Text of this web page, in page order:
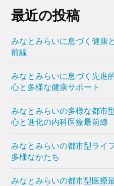
最近の投稿
みなとみらいに息づく健康
前線
みなとみらいに息づく先進
心と多様な健康サポート
みなとみらいの多様な都市
心と進化の内科医療最前線
みなとみらいの都市型ライ
多様なかたち
みなとみらいの都市型医療